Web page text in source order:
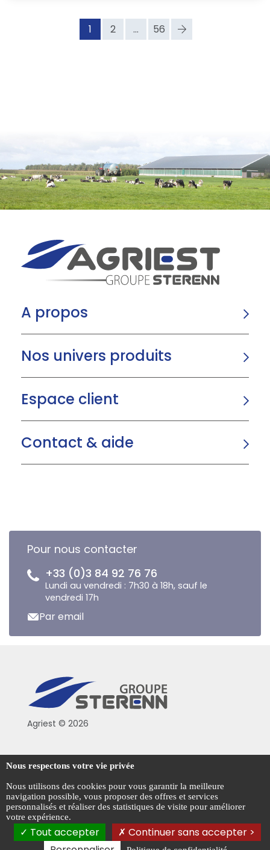
1 2 ... 56
A propos
Nos univers produits
Espace client
Contact & aide
Pour nous contacter
+33 (0)3 84 92 76 76
Lundi au vendredi : 7h30 à 18h, sauf le
vendredi 17h
Par email
Agriest © 2026
Conditions générales de vente
Mentions légales
Politique de confidentialité
Gestion des cookies
Nous respectons votre vie privée
Nous utilisons des cookies pour vous garantir la meilleure
navigation possible, vous proposer des offres et services
personnalisés et réaliser des statistiques de visite pour améliorer
votre expérience.
Tout accepter
Continuer sans accepter >